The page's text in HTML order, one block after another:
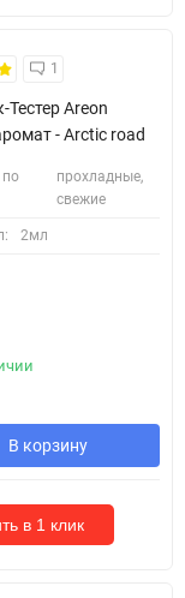
чеку = 1 тестер
1
Тестер Areon
- Arctic road
прохладные,
свежие
2мл
В корзину
в 1 клик